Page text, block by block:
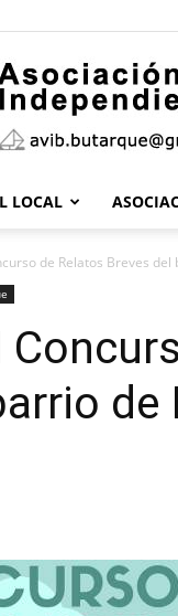
LOCAL
de Relatos Breves
de